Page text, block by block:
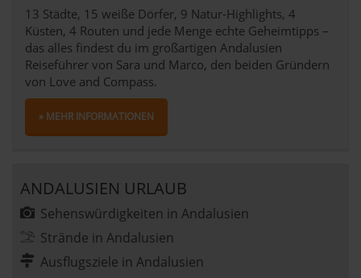
13 Städte, 15 weiße Dörfer, 9 Natur-Highlights, 4
Küsten, 4 Routen und jede Menge echte Geheimtipps –
das alles findest du im großartigen Andalusien
Reiseführer von Sara und Marco, den beiden Gründern
von Love and Compass.
» MEHR INFORMATIONEN
ANDALUSIEN URLAUB
Sehenswürdigkeiten in Andalusien
Strände in Andalusien
Ausflugsziele in Andalusien